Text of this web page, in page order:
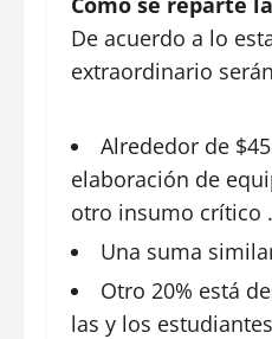
De acuerdo a lo
extraordinario
Alrededor de
elaboración de
otro insumo crítico .
Una suma
Otro 20% está
las y los estudiantes